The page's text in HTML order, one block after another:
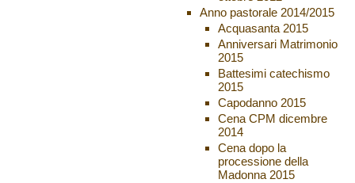
Anno pastorale 2014/2015
Acquasanta 2015
Anniversari Matrimonio
2015
Battesimi catechismo
2015
Capodanno 2015
Cena CPM dicembre
2014
Cena dopo la
processione della
Madonna 2015